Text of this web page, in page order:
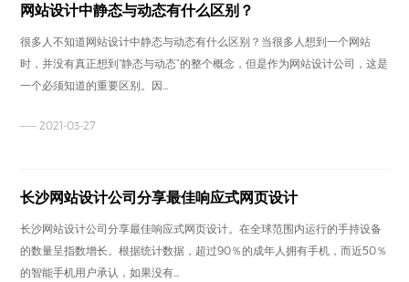
网站设计中静态与动态有什么区别？
很多人不知道网站设计中静态与动态有什么区别？当很多人想到一个网站
时，并没有真正想到“静态与动态”的整个概念，但是作为网站设计公司，这是
一个必须知道的重要区别。因...
—— 2021-03-27
长沙网站设计公司分享最佳响应式网页设计
长沙网站设计公司分享最佳响应式网页设计。在全球范围内运行的手持设备
的数量呈指数增长。根据统计数据，超过90％的成年人拥有手机，而近50％
的智能手机用户承认，如果没有...